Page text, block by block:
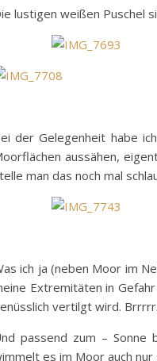
lustigen weißen Puschel
der Gelegenheit habe
aussähen,
man das noch mal
ich ja (neben Moor im
Extremitäten in
vertilgt wird. Brrrrr.
passend zum –
es im Moor auch